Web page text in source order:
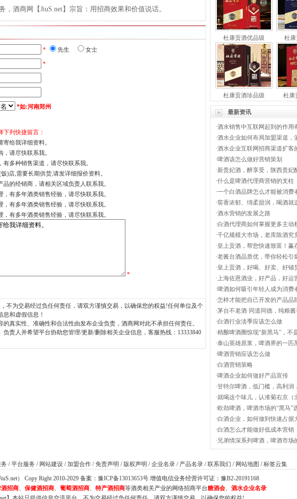
酒商网【JiuS.net】宗旨：用招商效果和价值说话。
* 先生
女士
*
*如:河南郑州
下列快捷留言：
给我详细资料。
请尽快联系我。
有多种销售渠道，请尽快联系我。
)店,需要长期供货,请发详细报价资料。
品的经销商，请相关区域负责人联系我。
，有多年酒类销售经验，请尽快联系我。
，有多年酒类销售经验，请尽快联系我。
，有多年酒类销售经验，请尽快联系我。
*
不为交易经过负任何责任，请双方谨慎交易，以确保您的权益!任何单位及个
和虚假信息！
真实性、准确性和合法性由发布企业负责，酒商网对此不承担任何责任。
责人并希望平台协助您管理/更新/删除相关企业信息，客服热线：13333840
杜康贡酒优品级 杜
杜康贡酒珍品级 杜康
最新资讯
·酒水销售中互联网起到的作用
·酒水企业如何布局加盟渠道，
·酒水企业互联网招商渠道扩客
·啤酒该怎么做好营销策划
·新贵妃酒，醉享受，陕西贵妃
·什么是啤酒代理商营销的支柱
·一个白酒品牌怎么才能被消费
·窖香浓郁、绵柔甜润，喝酒就
·酒水营销的发展之路
·白酒代理商如何掌握更多主动
·千亿规模大市场，老库陈酒究
·皇上贡酒，帮您快速致富！赢
·老酱台酒品质优，带你轻松引
·皇上贡酒，好喝、好卖、好铺
·上海佐恩酒业，好产品，好运
·啤酒如何吸引年轻人成为消费
·怎样才能把自己开发的产品品
·茅台不老酒·同道同德，纯粮
·白酒行业淡季应该怎么做
·精酿啤酒圈惊现“新黑马”，不
·泰山英雄原浆，啤酒界的一匹
·啤酒营销应该怎么做
·白酒营销策略
·啤酒企业如何做好产品宣传
·甘特尔啤酒，低门槛，高利润
·就喝这个味儿，认准菊右京（
·欧劲啤酒，啤酒市场的“黑马”
·白酒企业，如何做到快速占据
·白酒怎么才能做好低成本营销
· 兄弟情深系列啤酒，啤酒市场
/平台服务 / 网站建设 /加盟合作 /免责声明 / 版权声明 /企业名录 / 产品名录 /联系我们 / 网站地图 /标签云集
） Copy Right 2010-2029 备案： 豫ICP备13013653号增值电信业务经营许可证：豫B2-20191168
招商、 保健酒招商、 葡萄酒招商、 特产酒招商等酒类相关产业的网络招商平台糖酒会、 酒水企业名录